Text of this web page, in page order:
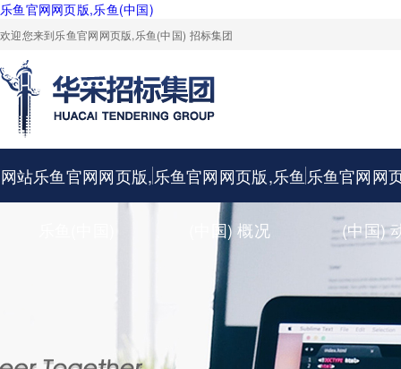
乐鱼官网网页版,乐鱼(中国)
欢迎您来到乐鱼官网网页版,乐鱼(中国) 招标集团
网站乐鱼官网网页版,乐鱼官网网页版,乐鱼
(中国) 概况
乐鱼官网网
(中国)